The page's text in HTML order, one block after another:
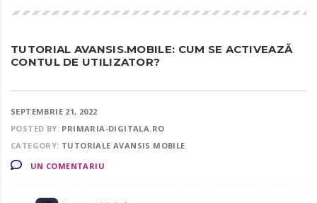
TUTORIAL AVANSIS.MOBILE: CUM SE ACTIVEAZĂ
CONTUL DE UTILIZATOR?
SEPTEMBRIE 21, 2022
POSTED BY: PRIMARIA-DIGITALA.RO
CATEGORY: TUTORIALE AVANSIS MOBILE
UN COMENTARIU